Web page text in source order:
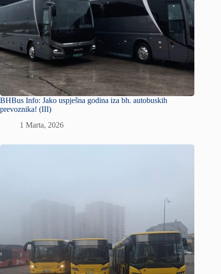
BHBus Info: Jako uspješna godina iza bh. autobuskih
prevoznika! (III)
1 Marta, 2026